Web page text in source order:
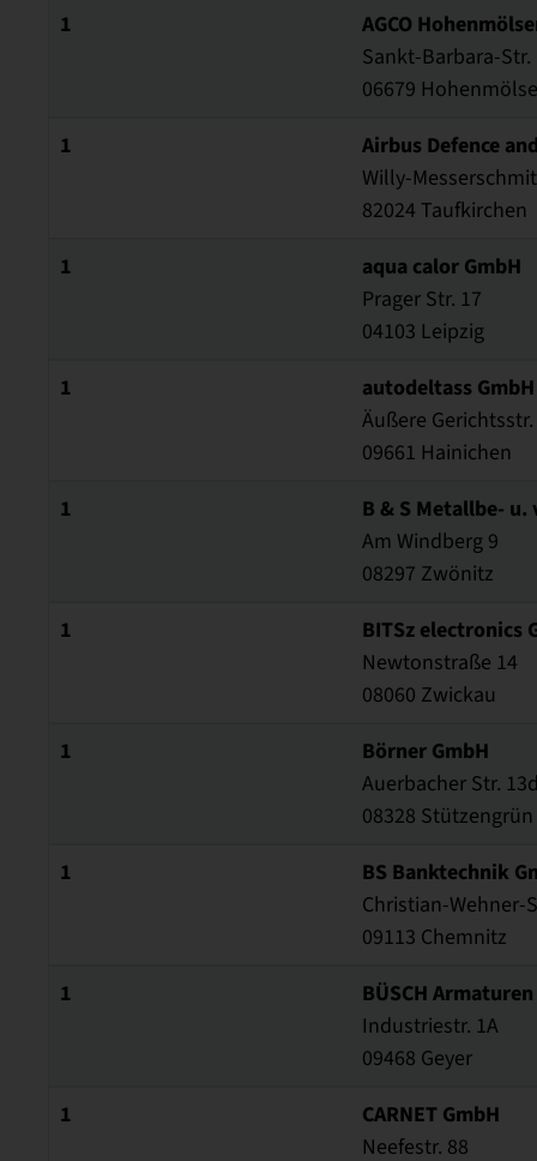
1 AGCO
Sankt-Barbara-Str.
06679
1 Airbus Defence
Willy-
82024 Taufkirchen
1 aqua calor GmbH
Prager Str. 17
04103 Leipzig
1 autodeltass GmbH
Äußere Gerichtsstr.
09661 Hainichen
1 B & S Metallbe-
Am Windberg 9
08297 Zwönitz
1 BITSz electronics
Newtonstraße 14
08060 Zwickau
1 Börner GmbH
Auerbacher Str. 13d
08328 Stützengrün
1 BS Banktechnik
Christian-Wehner-
09113 Chemnitz
1 BÜSCH
Industriestr. 1A
09468 Geyer
1 CARNET GmbH
Neefestr. 88